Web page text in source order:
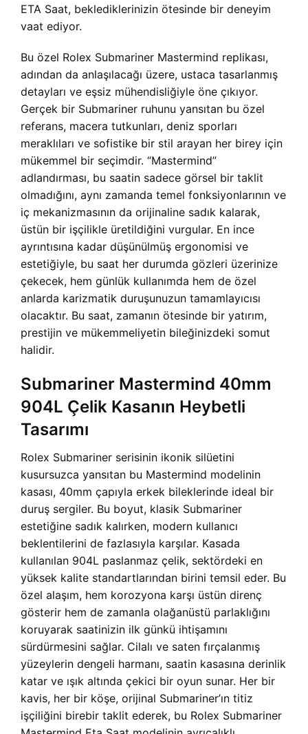
ETA Saat, beklediklerinizin ötesinde bir deneyim
vaat ediyor.
Bu özel Rolex Submariner Mastermind replikası,
adından da anlaşılacağı üzere, ustaca tasarlanmış
detayları ve eşsiz mühendisliğiyle öne çıkıyor.
Gerçek bir Submariner ruhunu yansıtan bu özel
referans, macera tutkunları, deniz sporları
meraklıları ve sofistike bir stil arayan her birey için
mükemmel bir seçimdir. “Mastermind”
adlandırması, bu saatin sadece görsel bir taklit
olmadığını, aynı zamanda temel fonksiyonlarının ve
iç mekanizmasının da orijinaline sadık kalarak,
üstün bir işçilikle üretildiğini vurgular. En ince
ayrıntısına kadar düşünülmüş ergonomisi ve
estetiğiyle, bu saat her durumda gözleri üzerinize
çekecek, hem günlük kullanımda hem de özel
anlarda karizmatik duruşunuzun tamamlayıcısı
olacaktır. Bu saat, zamanın ötesinde bir yatırım,
prestijin ve mükemmeliyetin bileğinizdeki somut
halidir.
Submariner Mastermind 40mm
904L Çelik Kasanın Heybetli
Tasarımı
Rolex Submariner serisinin ikonik silüetini
kusursuzca yansıtan bu Mastermind modelinin
kasası, 40mm çapıyla erkek bileklerinde ideal bir
duruş sergiler. Bu boyut, klasik Submariner
estetiğine sadık kalırken, modern kullanıcı
beklentilerini de fazlasıyla karşılar. Kasada
kullanılan 904L paslanmaz çelik, sektördeki en
yüksek kalite standartlarından birini temsil eder. Bu
özel alaşım, hem korozyona karşı üstün direnç
gösterir hem de zamanla olağanüstü parlaklığını
koruyarak saatinizin ilk günkü ihtişamını
sürdürmesini sağlar. Cilalı ve saten fırçalanmış
yüzeylerin dengeli harmanı, saatin kasasına derinlik
katar ve ışık altında çekici bir oyun sunar. Her bir
kavis, her bir köşe, orijinal Submariner’ın titiz
işçiliğini birebir taklit ederek, bu Rolex Submariner